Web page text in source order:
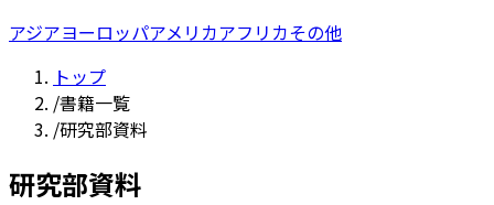
アジアヨーロッパアメリカアフリカその他
トップ
/書籍一覧
/研究部資料
研究部資料